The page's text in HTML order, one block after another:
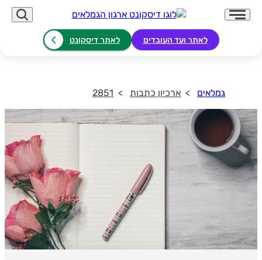
לאתר ועד העובדים לאתר דיסקונט
גמלאים ארכיון כתבות 2851